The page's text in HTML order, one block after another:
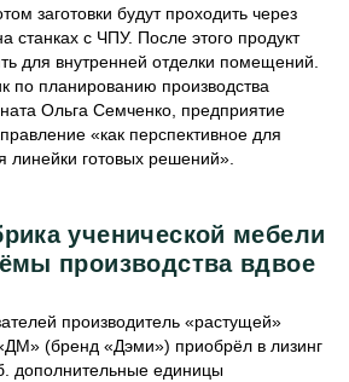
заготовки будут проходить через
станках с ЧПУ. После этого продукт
для внутренней отделки помещений.
по планированию производства
Ольга Семченко, предприятие
«как перспективное для
линейки готовых решений».
ученической мебели
производства вдвое
производитель «растущей»
(бренд «Дэми») приобрёл в лизинг
дополнительные единицы